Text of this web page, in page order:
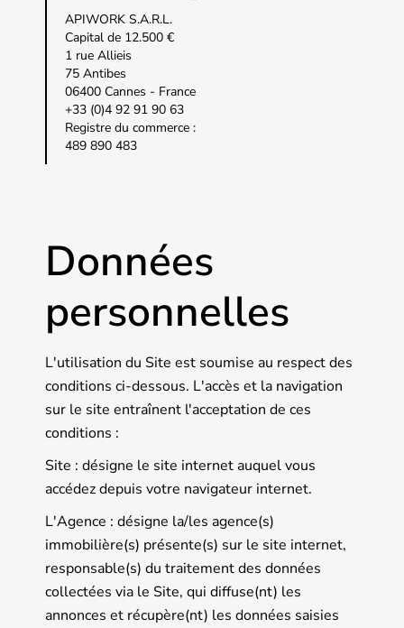
APIWORK S.A.R.L.
Capital de 12.500 €
1 rue Allieis
75 Antibes
06400 Cannes - France
+33 (0)4 92 91 90 63
Registre du commerce :
489 890 483
Données
personnelles
L'utilisation du Site est soumise au respect des
conditions ci-dessous. L'accès et la navigation
sur le site entraînent l'acceptation de ces
conditions :
Site : désigne le site internet auquel vous
accédez depuis votre navigateur internet.
L'Agence : désigne la/les agence(s)
immobilière(s) présente(s) sur le site internet,
responsable(s) du traitement des données
collectées via le Site, qui diffuse(nt) les
annonces et récupère(nt) les données saisies